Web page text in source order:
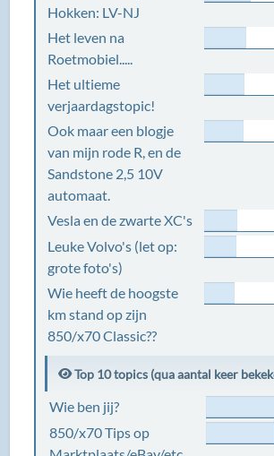
Hokken: LV-NJ
Het leven na
Roetmobiel.....
Het ultieme
verjaardagstopic!
Ook maar een blogje
van mijn rode R, en de
Sandstone 2,5 10V
automaat.
Vesla en de zwarte XC's
Leuke Volvo's (let op:
grote foto's)
Wie heeft de hoogste
km stand op zijn
850/x70 Classic??
Top 10 topics (qua aantal keer
Wie ben jij?
850/x70 Tips op